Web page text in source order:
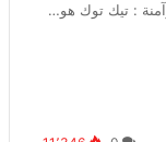
: تيك توك هو…